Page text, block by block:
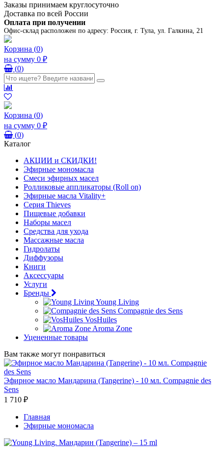
Заказы принимаем круглосуточно
Доставка по всей России
Оплата при получении
Офис-склад расположен по адресу: Россия, г. Тула, ул. Галкина, 21
Корзина (0)
на сумму 0 ₽
(0)
Корзина (0)
на сумму 0 ₽
(0)
Каталог
АКЦИИ и СКИДКИ!
Эфирные мономасла
Смеси эфирных масел
Ролликовые аппликаторы (Roll on)
Эфирные масла Vitality+
Серия Thieves
Пищевые добавки
Наборы масел
Средства для ухода
Массажные масла
Гидролаты
Диффузоры
Книги
Аксессуары
Услуги
Бренды
Young Living
Compagnie des Sens
VosHuiles
Aroma Zone
Уцененные товары
Вам также могут понравиться
Эфирное масло Мандарина (Tangerine) - 10 мл. Compagnie des
Sens
1 710 ₽
Главная
Эфирные мономасла